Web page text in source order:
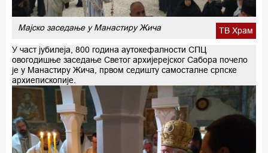
ТВ Храм
Мајско заседање у Манастиру Жича
У част јубилеја, 800 година аутокефалности СПЦ
овогодишње заседање Светог архијерејског Сабора почело
је у Манастиру Жича, првом седишту самосталне српске
архиепископије.